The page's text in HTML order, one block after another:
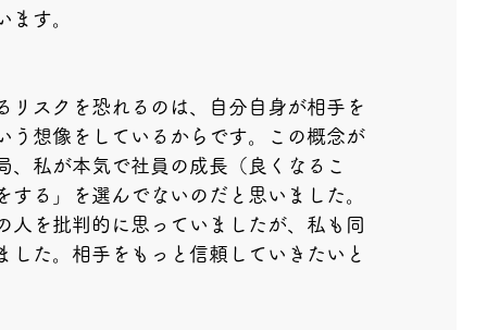
ます。
リスクを恐れるのは、自分自身が相手を
う想像をしているからです。この概念が
、私が本気で社員の成長（良くなるこ
する」を選んでないのだと思いました。
人を批判的に思っていましたが、私も同
した。相手をもっと信頼していきたいと